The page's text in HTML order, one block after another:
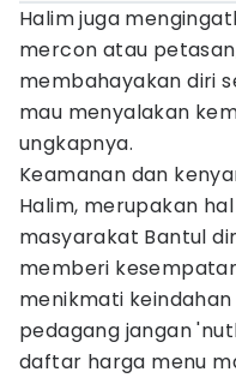
Halim juga
mercon atau
membahayakan diri
mau menyalakan
ungkapnya.
Keamanan dan
Halim, merupakan
masyarakat Bantul
memberi
menikmati
pedagang jangan
daftar harga menu